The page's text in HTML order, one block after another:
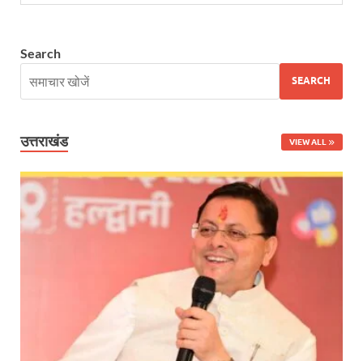
World Economic Forum: भारत की आर्थिक मजबूती के
New Jalpaiguri Railway Station: न्यू जलपाईगुड़ी
Jagran Forum: जागरण फोरम पर सीएम पुष्कर सिंह धामी
Uttar Pradesh Politics: मुक्त कंठ से यूपी को सराहा,
Vande Bharat Sleeper: देश को मिली पहली स्लीपर वन्दे
Vande Bharat Sleeper Update: वंदे भारत स्लीपर का
Uttarakhand Calender 2026: मुख्यमंत्री पुष्कर सिंह
Search
SEARCH
उत्तराखंड VIEW ALL